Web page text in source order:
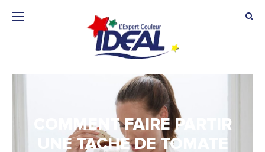
COMMENT FAIRE PARTIR
UNE TACHE DE TOMATE